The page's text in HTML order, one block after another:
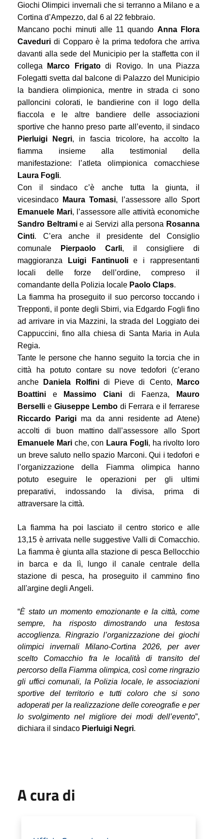
Giochi Olimpici invernali che si terranno a Milano e a
Cortina d’Ampezzo, dal 6 al 22 febbraio.
Mancano pochi minuti alle 11 quando Anna Flora
Caveduri di Copparo è la prima tedofora che arriva
davanti alla sede del Municipio per la staffetta con il
collega
Marco Frigatodi Rovigo. In una Piazza
Folegatti svetta dal balcone di Palazzo del Municipio
la bandiera olimpionica, mentre in strada ci sono
palloncini colorati, le bandierine con il logo della
fiaccola e le altre bandiere delle associazioni
sportive che hanno preso parte all’evento, il sindaco
Pierluigi Negri, in fascia tricolore, ha accolto la
fiamma insieme alla testimonial della
manifestazione: l’atleta olimpionica comacchiese
Laura Fogli.
Con il sindaco c’è anche tutta la giunta, il
vicesindaco
Maura Tomasi, l’assessore allo Sport
Emanuele Mari, l’assessore alle attività economiche
Sandro Beltramie ai Servizi alla persona Rosanna
Cinti. C’era anche il presidente del Consiglio
comunale
Pierpaolo Carli, il consigliere di
maggioranza
Luigi Fantinuolie i rappresentanti
locali delle forze dell’ordine, compreso il
comandante della Polizia locale Paolo Claps.
La fiamma ha proseguito il suo percorso toccando i
Trepponti, il ponte degli Sbirri, via Edgardo Fogli fino
ad arrivare in via Mazzini, la strada del Loggiato dei
Cappuccini, fino alla chiesa di Santa Maria in Aula
Regia.
Tante le persone che hanno seguito la torcia che in
città ha potuto contare su nove tedofori (c’erano
anche
Daniela Rolfinidi Pieve di Cento,
Marco
Boattini e Massimo Ciani di Faenza,
Mauro
Berselli e Giuseppe Lembodi Ferrara e il ferrarese
Riccardo Parigima da anni residente ad Atene)
accolti di buon mattino dall’assessore allo Sport
Emanuele Mari che, con Laura Fogli, ha rivolto loro
un breve saluto nello spazio Marconi. Qui i tedofori e
l’organizzazione della Fiamma olimpica hanno
potuto eseguire le operazioni per gli ultimi
preparativi, indossando la divisa, prima di
attraversare la città.
La fiamma ha poi lasciato il centro storico e alle
13,15 è arrivata nelle suggestive Valli di Comacchio.
La fiamma è giunta alla stazione di pesca Bellocchio
in barca e da lì, lungo il canale centrale della
stazione di pesca, ha proseguito il cammino fino
all'argine degli Angeli.
“È stato un momento emozionante e la città, come
sempre, ha risposto dimostrando una festosa
accoglienza. Ringrazio l’organizzazione dei giochi
olimpici invernali Milano-Cortina 2026, per aver
scelto Comacchio fra le località di transito del
percorso della Fiamma olimpica, così come ringrazio
gli uffici comunali, la Polizia locale, le associazioni
sportive del territorio e tutti coloro che si sono
adoperati per la realizzazione delle coreografie e per
lo svolgimento nel migliore dei modi dell’evento”,
dichiara il sindaco Pierluigi Negri.
A cura di